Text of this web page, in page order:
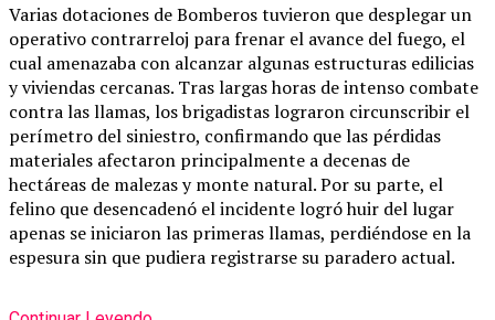
Varias dotaciones de Bomberos tuvieron que desplegar un
operativo contrarreloj para frenar el avance del fuego, el
cual amenazaba con alcanzar algunas estructuras edilicias
y viviendas cercanas. Tras largas horas de intenso combate
contra las llamas, los brigadistas lograron circunscribir el
perímetro del siniestro, confirmando que las pérdidas
materiales afectaron principalmente a decenas de
hectáreas de malezas y monte natural. Por su parte, el
felino que desencadenó el incidente logró huir del lugar
apenas se iniciaron las primeras llamas, perdiéndose en la
espesura sin que pudiera registrarse su paradero actual.